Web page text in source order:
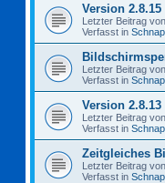
Version 2.8.15
Letzter Beitrag von
Verfasst in
Letzter Beitrag von
Verfasst in
Version 2.8.13
Letzter Beitrag von
Verfasst in
Zeitgleiches
Letzter Beitrag von
Verfasst in